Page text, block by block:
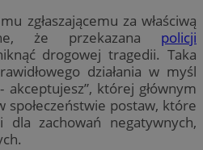
zgłaszającemu za właściwą
że przekazana policji
drogowej tragedii. Taka
działania w myśl
akceptujesz”, której głównym
społeczeństwie postaw, które
dla zachowań negatywnych,